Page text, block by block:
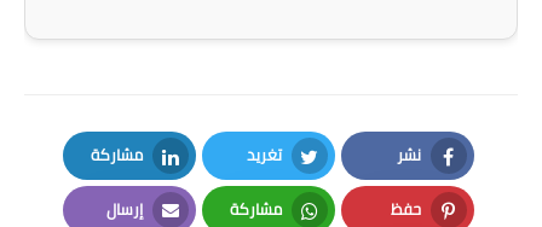
نشر
Facebook
تغريد
Twitter
مشاركة
LinkedIn
حفظ مشاركة إرسال